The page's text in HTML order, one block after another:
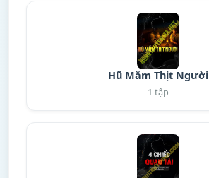
Hũ Mắm Thịt Người
1 tập